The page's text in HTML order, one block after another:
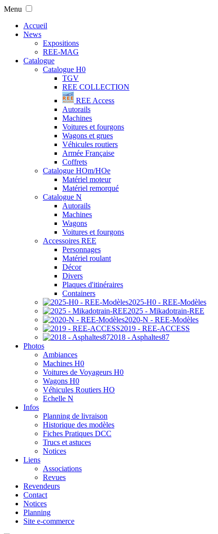
Menu
Accueil
News
Expositions
REE-MAG
Catalogue
Catalogue H0
TGV
REE COLLECTION
REE Access
Autorails
Machines
Voitures et fourgons
Wagons et grues
Véhicules routiers
Armée Française
Coffrets
Catalogue HOm/HOe
Matériel moteur
Matériel remorqué
Catalogue N
Autorails
Machines
Wagons
Voitures et fourgons
Accessoires REE
Personnages
Matériel roulant
Décor
Divers
Plaques d'itinéraires
Containers
2025-H0 - REE-Modèles
2025 - Mikadotrain-REE
2020-N - REE-Modèles
2019 - REE-ACCESS
2018 - Asphaltes87
Photos
Ambiances
Machines H0
Voitures de Voyageurs H0
Wagons H0
Véhicules Routiers HO
Echelle N
Infos
Planning de livraison
Historique des modèles
Fiches Pratiques DCC
Trucs et astuces
Notices
Liens
Associations
Revues
Revendeurs
Contact
Notices
Planning
Site e-commerce